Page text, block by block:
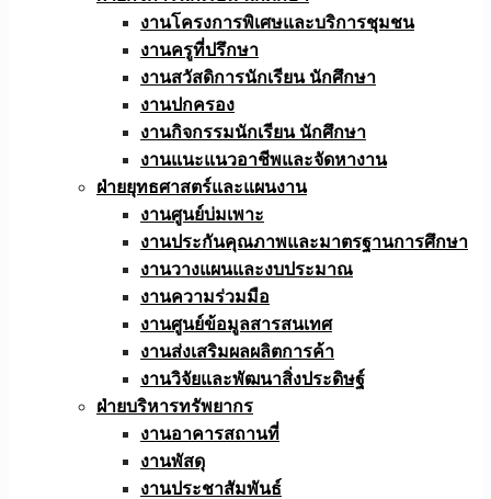
งานโครงการพิเศษและบริการชุมชน
งานครูที่ปรึกษา
งานสวัสดิการนักเรียน นักศึกษา
งานปกครอง
งานกิจกรรมนักเรียน นักศึกษา
งานแนะแนวอาชีพและจัดหางาน
ฝ่ายยุทธศาสตร์และแผนงาน
งานศูนย์บ่มเพาะ
งานประกันคุณภาพและมาตรฐานการศึกษา
งานวางแผนและงบประมาณ
งานความร่วมมือ
งานศูนย์ข้อมูลสารสนเทศ
งานส่งเสริมผลผลิตการค้า
งานวิจัยและพัฒนาสิ่งประดิษฐ์
ฝ่ายบริหารทรัพยากร
งานอาคารสถานที่
งานพัสดุ
งานประชาสัมพันธ์